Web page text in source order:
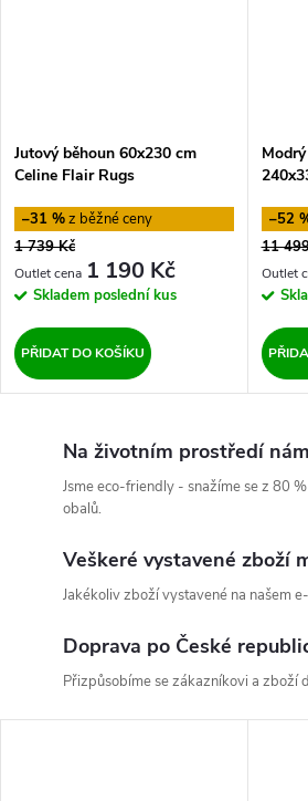
Jutový běhoun 60x230 cm
Celine Flair Rugs
–31 %
1 739 Kč
1 190 Kč
Skladem poslední kus
PŘIDAT DO KOŠÍKU
–52
11
Na životním prostředí
Jsme eco-friendly - snažíme se z 80
obalů.
Veškeré vystavené zboží
Jakékoliv zboží vystavené na našem
Doprava po České
Přizpůsobíme se zákazníkovi a zboží